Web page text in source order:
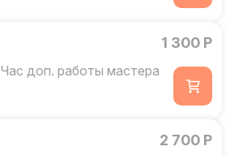
Час доп. работы мастера
1 300 Р
2 700 Р